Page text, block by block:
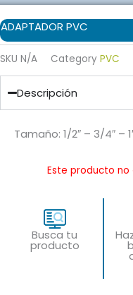
ADAPTADOR PVC
SKU N/A Category PVC
Descripción
Tamaño: 1/2″ – 3/4″ –
Este producto no
Busca tu
producto